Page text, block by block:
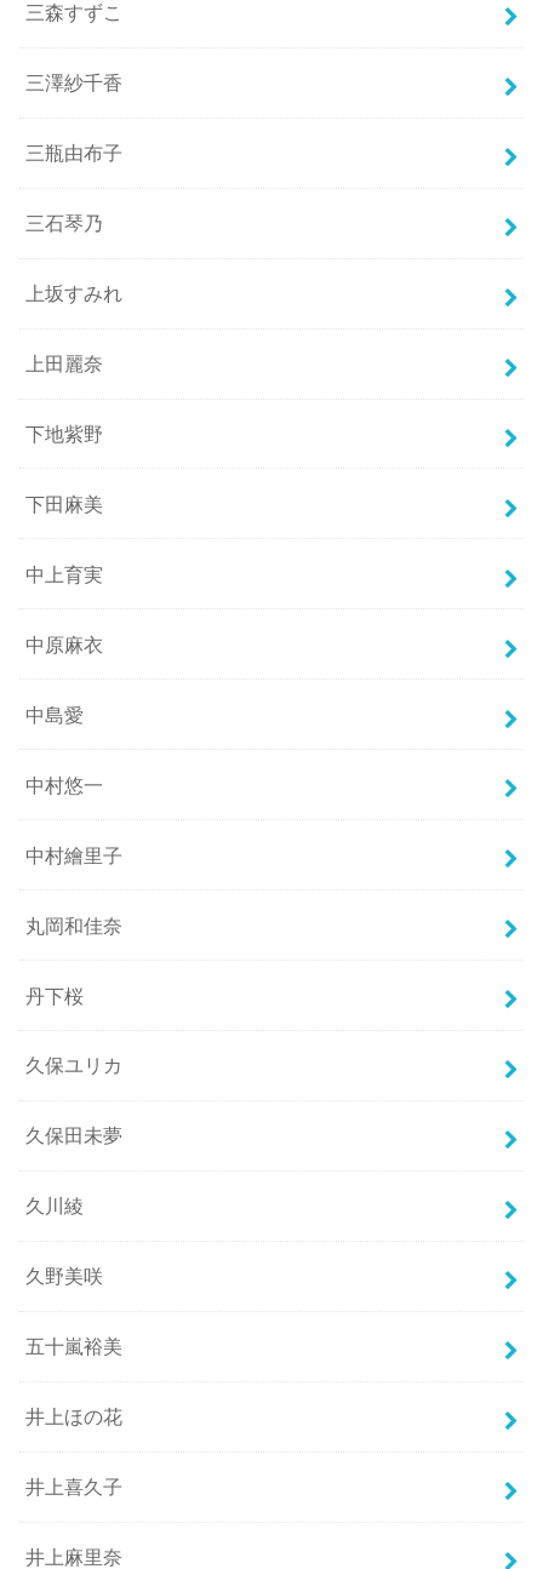
三森すずこ
三澤紗千香
三瓶由布子
三石琴乃
上坂すみれ
上田麗奈
下地紫野
下田麻美
中上育実
中原麻衣
中島愛
中村悠一
中村繪里子
丸岡和佳奈
丹下桜
久保ユリカ
久保田未夢
久川綾
久野美咲
五十嵐裕美
井上ほの花
井上喜久子
井上麻里奈